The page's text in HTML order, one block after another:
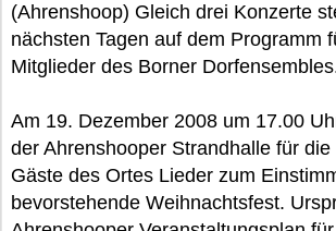
(Ahrenshoop) Gleich drei Konzerte
nächsten Tagen auf dem Programm
Mitglieder des Borner
Am 19. Dezember 2008 um 17.00
der Ahrenshooper Strandhalle für die
Gäste des Ortes Lieder zum
bevorstehende Weihnachtsfest.